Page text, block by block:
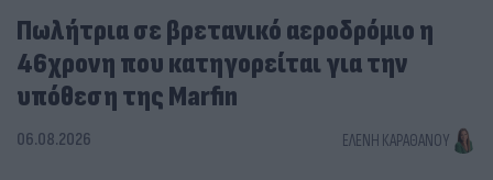
Πωλήτρια σε βρετανικό αεροδρόμιο η
46χρονη που κατηγορείται για την
υπόθεση της Marfin
06.08.2026 ΕΛΈΝΗ ΚΑΡΑΘΆΝΟΥ